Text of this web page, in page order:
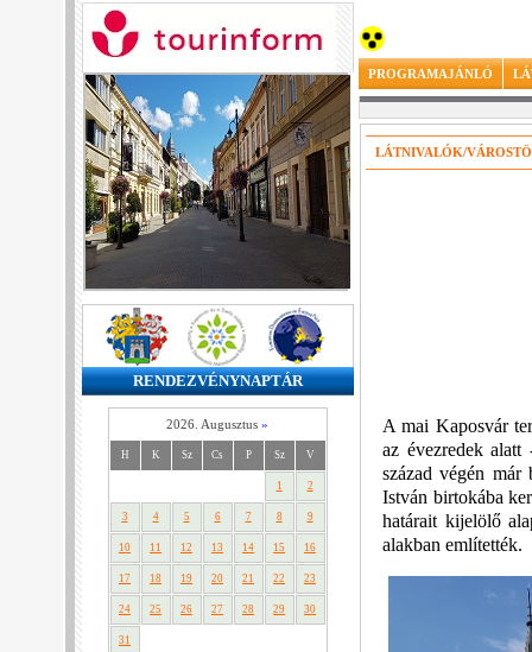
RENDEZVÉNYNAPTÁR
2026. Augusztus »
H K Sz Cs P Sz V
1 2
3 4 5 6 7 8 9
10 11 12 13 14 15 16
17 18 19 20 21 22 23
24 25 26 27 28 29 30
31
PROGRAMAJÁNLÓ
LÁTNIVALÓK/
A mai Kaposvár
az évezredek
század végén
István birtokába
határait kijelölő
alakban említették.